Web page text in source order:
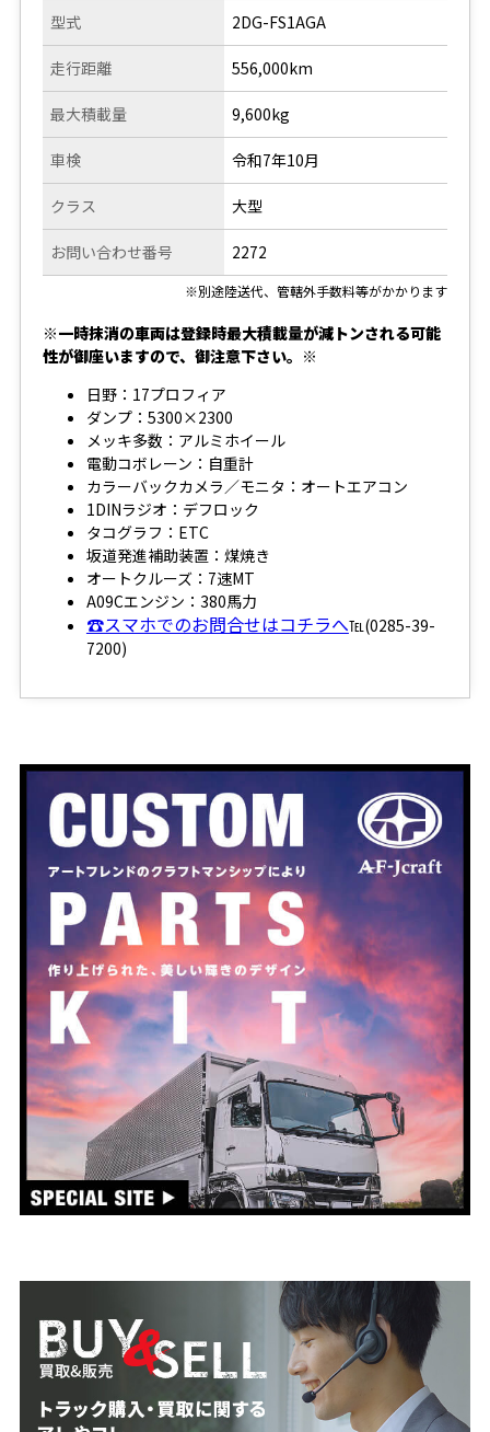
型式
走行距離
2DG-FS1AGA
556,000km
最大積載量
車検
クラス
お問い合わせ番号
9,600kg
令和7年10月
大型
2272
※別途陸送代、管轄外手数料等がかかります
※一時抹消の車両は登録時最大積載量が減トンされる可能
性が御座いますので、御注意下さい。※
日野：17プロフィア
ダンプ：5300×2300
メッキ多数：アルミホイール
電動コボレーン：自重計
カラーバックカメラ／モニタ：オートエアコン
1DINラジオ：デフロック
タコグラフ：ETC
坂道発進補助装置：煤焼き
オートクルーズ：7速MT
A09Cエンジン：380馬力
☎スマホでのお問合せはコチラへ℡(0285-39-
7200)